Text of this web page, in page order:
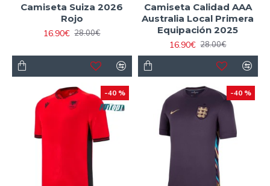
Camiseta Suiza 2026
Rojo
16.90€ 28.00€
Camiseta Calidad AAA
Australia Local Primera
Equipación 2025
16.90€ 28.00€
-40 % -40 %